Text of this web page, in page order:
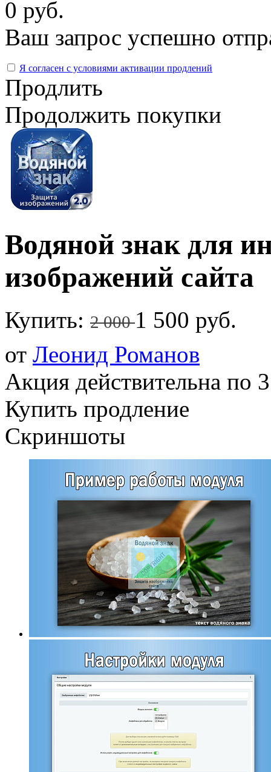
0 руб.
Ваш запрос успешно
Я согласен с условиями активации продлений
Продлить
Продолжить покупки
Водяной знак для
изображений сайта
Купить: 2 0001 500 руб.
от Леонид Романов
Акция действительна по
Купить продление
Скриншоты